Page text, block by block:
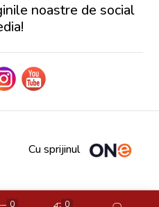
noastre de social
Cu sprijinul
0 0